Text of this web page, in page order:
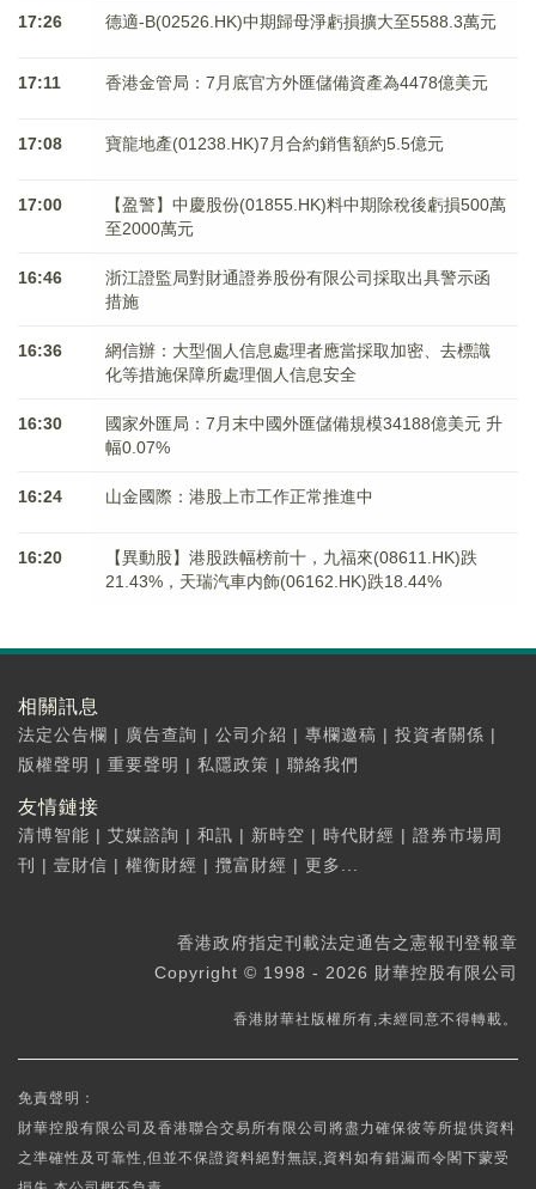
17:26 德適-B(02526.HK)中期歸母淨虧損擴大至5588.3萬元
17:11 香港金管局：7月底官方外匯儲備資產為4478億美元
17:08 寶龍地產(01238.HK)7月合約銷售額約5.5億元
17:00
【盈警】中慶股份(01855.HK)料中期除稅後虧損500萬
至2000萬元
16:46
浙江證監局對財通證券股份有限公司採取出具警示函
措施
16:36
網信辦：大型個人信息處理者應當採取加密、去標識
化等措施保障所處理個人信息安全
16:30
國家外匯局：7月末中國外匯儲備規模34188億美元 升
幅0.07%
16:24 山金國際：港股上市工作正常推進中
16:20
【異動股】港股跌幅榜前十，九福來(08611.HK)跌
21.43%，天瑞汽車内飾(06162.HK)跌18.44%
相關訊息
法定公告欄 | 廣告查詢 | 公司介紹 | 專欄邀稿 | 投資者關係 |
版權聲明 | 重要聲明 | 私隱政策 | 聯絡我們
友情鏈接
清博智能 | 艾媒諮詢 | 和訊 | 新時空 | 時代財經 | 證券市場周
刊
| 壹財信 | 權衡財經 | 攬富財經 | 更多...
香港政府指定刊載法定通告之憲報刊登報章
Copyright © 1998 - 2026 財華控股有限公司
香港財華社版權所有,未經同意不得轉載。
免責聲明：
財華控股有限公司及香港聯合交易所有限公司將盡力確保彼等所提供資料
之準確性及可靠性,但並不保證資料絕對無誤,資料如有錯漏而令閣下蒙受